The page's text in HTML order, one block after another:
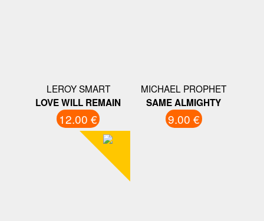
LEROY SMART
LOVE WILL REMAIN
12.00 €
MICHAEL PROPHET
SAME ALMIGHTY
9.00 €